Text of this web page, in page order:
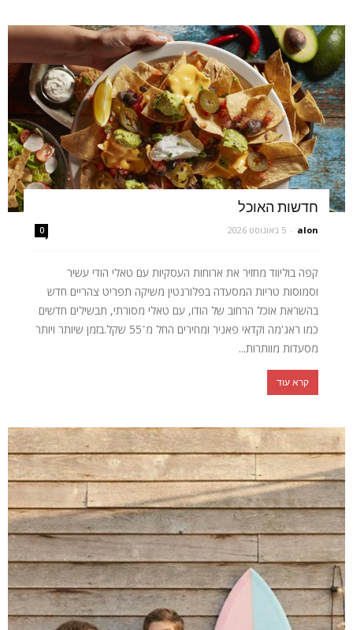
חדשות האוכל
alon
- 5 באוגוסט 2026 0
קפה בוליווד מחזיר את ארוחות העסקיות עם טאלי הודי עשיר
וסמוסות טריות המסעדה בפלורנטין משיקה תפריט צהריים חדש
בהשראת אוכל הרחוב של הודו, עם טאלי מסורתי, תבשילים חדשים
כמו ראג'מה וקדאי פאניר ומחירים החל מ־55 שקל.בזמן שיותר ויותר
מסעדות מוותרות...
קרא עוד